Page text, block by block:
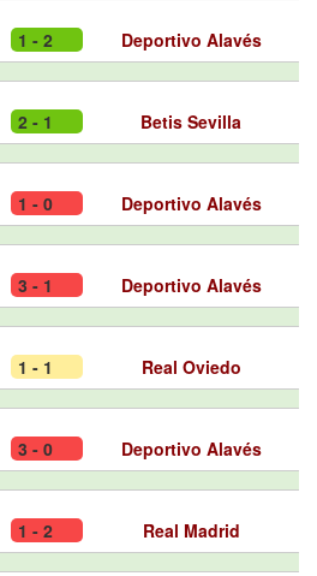
1 - 2 Deportivo Alavés
2 - 1 Betis Sevilla
1 - 0 Deportivo Alavés
3 - 1 Deportivo Alavés
1 - 1 Real Oviedo
3 - 0 Deportivo Alavés
1 - 2 Real Madrid